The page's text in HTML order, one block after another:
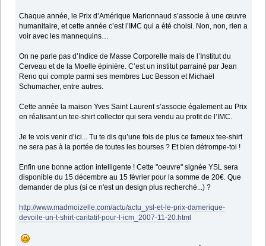
Chaque année, le Prix d’Amérique Marionnaud s’associe à une œuvre
humanitaire, et cette année c’est l’IMC qui a été choisi. Non, non, rien a
voir avec les mannequins…
On ne parle pas d’Indice de Masse Corporelle mais de l’Institut du
Cerveau et de la Moelle épinière. C’est un institut parrainé par Jean
Reno qui compte parmi ses membres Luc Besson et Michaël
Schumacher, entre autres.
Cette année la maison Yves Saint Laurent s’associe également au Prix
en réalisant un tee-shirt collector qui sera vendu au profit de l’IMC.
Je te vois venir d’ici... Tu te dis qu’une fois de plus ce fameux tee-shirt
ne sera pas à la portée de toutes les bourses ? Et bien détrompe-toi !
Enfin une bonne action intelligente ! Cette "oeuvre" signée YSL sera
disponible du 15 décembre au 15 février pour la somme de 20€. Que
demander de plus (si ce n'est un design plus recherché...) ?
http://www.madmoizelle.com/actu/actu_ysl-et-le-prix-damerique-
devoile-un-t-shirt-caritatif-pour-l-icm_2007-11-20.html